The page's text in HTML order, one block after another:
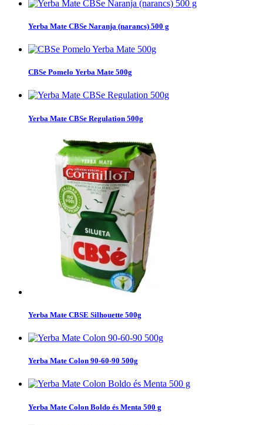
Yerba Mate CBSe Naranja (narancs) 500 g
CBSe Pomelo Yerba Mate 500g
Yerba Mate CBSe Regulation 500g
Yerba Mate CBSE Silhouette 500g
Yerba Mate Colon 90-60-90 500g
Yerba Mate Colon Boldo és Menta 500 g